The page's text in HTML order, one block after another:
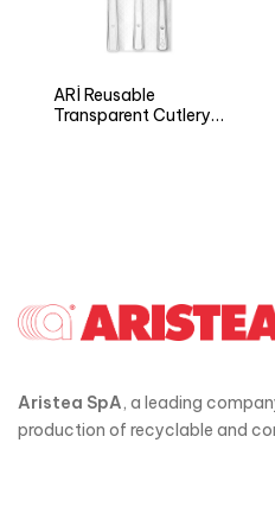
ARÌ Reusable
Transparent Cutlery
Aristea SpA, a leading
production of recyclable and